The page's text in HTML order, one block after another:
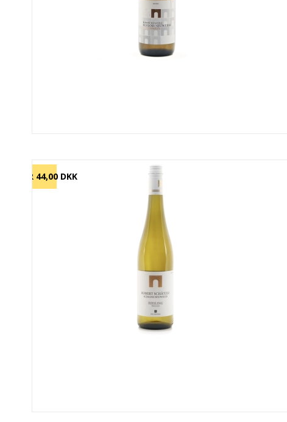
SPAR 44,00 DKK